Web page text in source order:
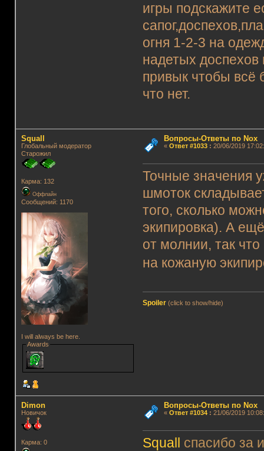
игры подскажите
огня 1-2-3 на
надетых доспехов
привык чтобы всё
что нет.
Squall
Глобальный модератор
Старожил
Карма: 132
Оффлайн
Сообщений: 1170
I will always be here.
Awards
Вопросы-Ответы по Nox
« Ответ #1033: 20/06/2019
Точные значения
шмоток
того, сколько
экипировка). А
от молнии, так
на кожаную
Spoiler (click to show/hide)
Dimon
Новичок
Карма: 0
Вопросы-Ответы по Nox
« Ответ #1034: 21/06/2019
Squall
спасибо за